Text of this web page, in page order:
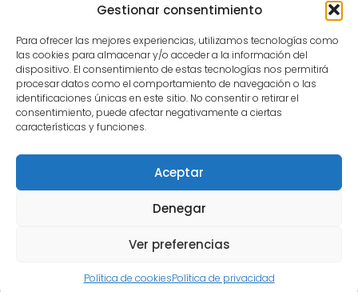
Gestionar consentimiento
Para ofrecer las mejores experiencias, utilizamos tecnologías como
las cookies para almacenar y/o acceder a la información del
dispositivo. El consentimiento de estas tecnologías nos permitirá
procesar datos como el comportamiento de navegación o las
identificaciones únicas en este sitio. No consentir o retirar el
consentimiento, puede afectar negativamente a ciertas
características y funciones.
Aceptar
Denegar
Ver preferencias
Política de cookiesPolítica de privacidad
Grupo de Estudio de Oncología Digestiva
Andaluz
secretariatecnicageoda@gmail.com
625 48 73 64